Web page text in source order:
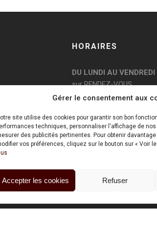
Gérer le consentement aux
site utilise des cookies pour garantir son bon
techniques, personnaliser l'affichage de
des publicités pertinentes. Pour obtenir
vos préférences, cliquez sur le bouton sur « Voir
Accepter les cookies Refuser
HORAIRES
DU LUNDI AU VENDREDI
sur RENDEZ-VOUS